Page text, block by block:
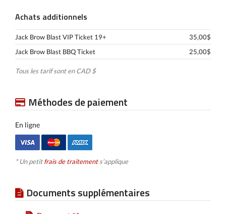
Achats additionnels
Jack Brow Blast VIP Ticket 19+
35,00$
Jack Brow Blast BBQ Ticket
25,00$
Tous les tarif sont en CAD $
Méthodes de paiement
En ligne
* Un petitfrais de traitements’applique
Documents supplémentaires